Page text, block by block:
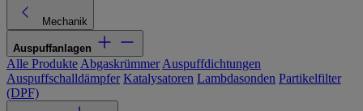
Mechanik
Auspuffanlagen
Alle Produkte Abgaskrümmer Auspuffdichtungen
Auspuffschalldämpfer Katalysatoren Lambdasonden Partikelfilter
(DPF)